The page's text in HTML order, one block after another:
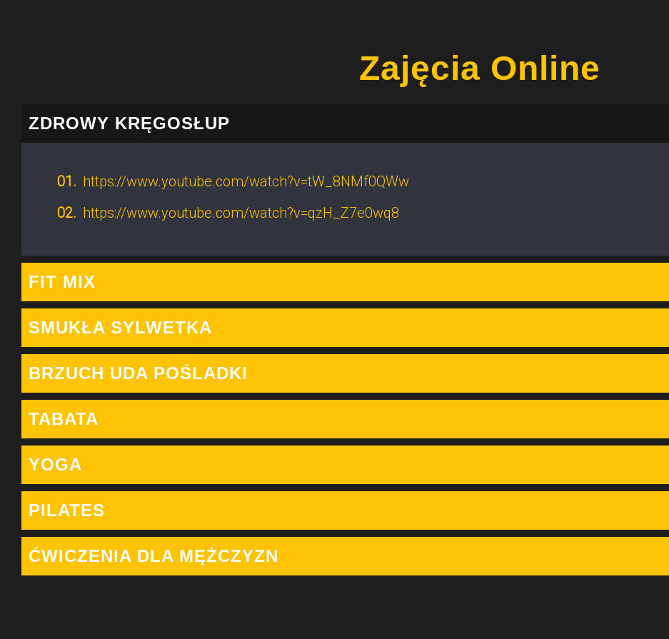
ONLINE
Zajęcia Online
ZDROWY KRĘGOSŁUP
https://www.youtube.com/watch?v=tW_8NMf0QWw
https://www.youtube.com/watch?v=qzH_Z7e0wq8
FIT MIX
SMUKŁA SYLWETKA
BRZUCH UDA POŚLADKI
TABATA
YOGA
PILATES
ĆWICZENIA DLA MĘŻCZYZN